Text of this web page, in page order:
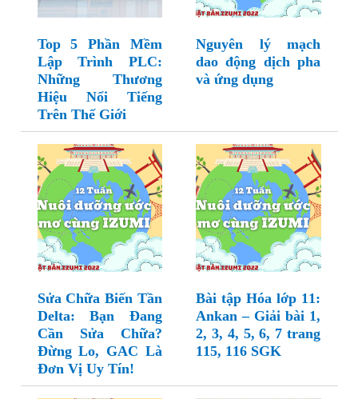
Top 5 Phần Mềm
Lập Trình PLC:
Những Thương
Hiệu Nổi Tiếng
Trên Thế Giới
Nguyên lý mạch
dao động dịch pha
và ứng dụng
Sửa Chữa Biến Tần
Delta: Bạn Đang
Cần Sửa Chữa?
Đừng Lo, GAC Là
Đơn Vị Uy Tín!
Bài tập Hóa lớp 11:
Ankan – Giải bài 1,
2, 3, 4, 5, 6, 7 trang
115, 116 SGK